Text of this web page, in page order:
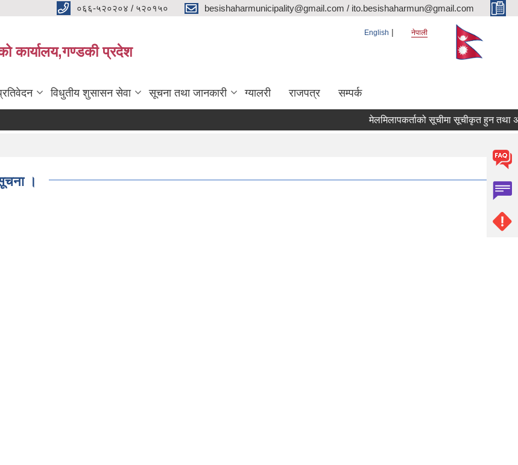
०६६-५२०२०४ / ५२०१५० besishaharmunicipality@gmail.com / ito.besishaharmun@gmail.com
कार्यालय,गण्डकी प्रदेश
English नेपाली
विधुतीय शुसासन सेवा सूचना तथा जानकारी ग्यालरी राजपत्र सम्पर्क
मेलमिलापकर्ताको सूचीमा सूचीकृत हुन तथा
।